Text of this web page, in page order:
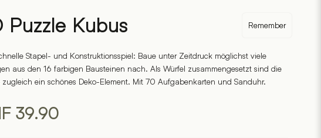
Puzzle Kubus Remember
Stapel- und Konstruktionsspiel: Baue unter Zeitdruck möglichst viele
aus den 16 farbigen Bausteinen nach. Als Würfel zusammengesetzt sind die
zugleich ein schönes Deko-Element. Mit 70 Aufgabenkarten und Sanduhr.
39.90